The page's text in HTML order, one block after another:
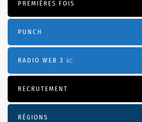
PREMIÈRES FOIS
PUNCH
RADIO WEB 3 📈
RECRUTEMENT
RÉGIONS